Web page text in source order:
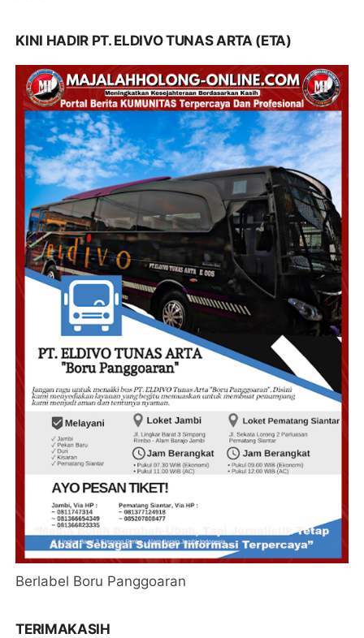
KINI HADIR PT. ELDIVO TUNAS ARTA (ETA)
Berlabel Boru Panggoaran
TERIMAKASIH